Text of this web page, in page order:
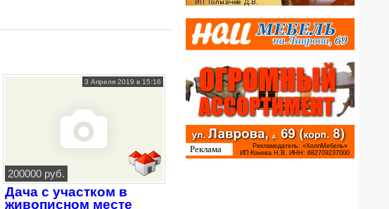
3 Апреля 2019 в 15:16
200000 руб.
Дача с участком в
живописном месте